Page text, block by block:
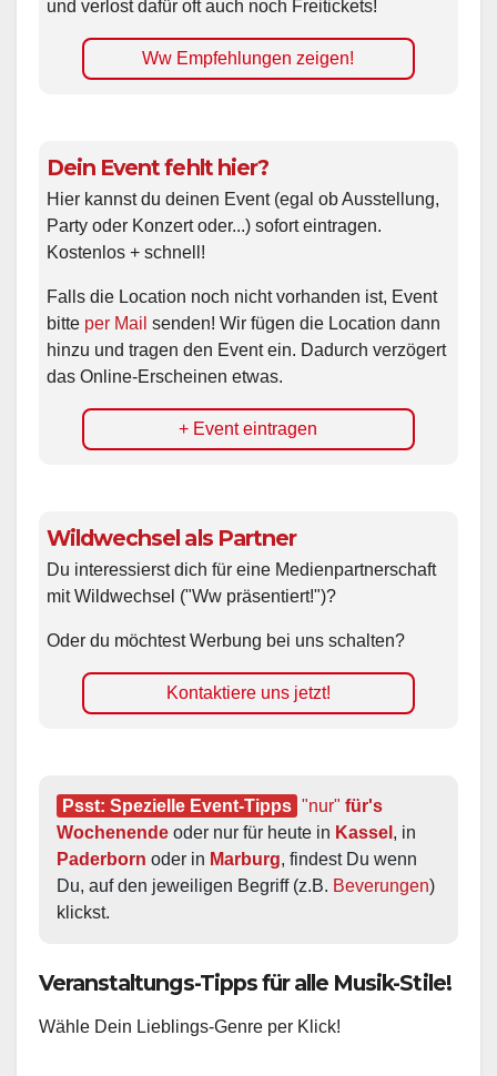
und verlost dafür oft auch noch Freitickets!
Ww Empfehlungen zeigen!
Dein Event fehlt hier?
Hier kannst du deinen Event (egal ob Ausstellung,
Party oder Konzert oder...) sofort eintragen.
Kostenlos + schnell!
Falls die Location noch nicht vorhanden ist, Event
bitte per Mail senden! Wir fügen die Location dann
hinzu und tragen den Event ein. Dadurch verzögert
das Online-Erscheinen etwas.
+ Event eintragen
Wildwechsel als Partner
Du interessierst dich für eine Medienpartnerschaft
mit Wildwechsel ("Ww präsentiert!")?
Oder du möchtest Werbung bei uns schalten?
Kontaktiere uns jetzt!
Psst: Spezielle Event-Tipps "nur" für's
Wochenende oder nur für heute in Kassel
Paderborn oder in Marburg, findest Du wenn
Du, auf den jeweiligen Begriff (z.B. Beverungen)
klickst.
Veranstaltungs-Tipps für alle Musik-Stile!
Wähle Dein Lieblings-Genre per Klick!